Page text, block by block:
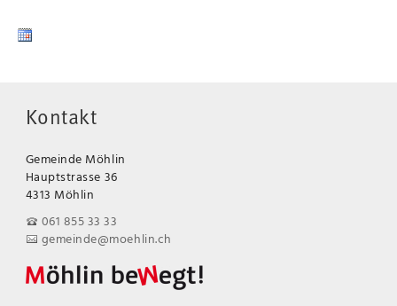
Kontakt
Gemeinde Möhlin
Hauptstrasse 36
4313 Möhlin
061 855 33 33
gemeinde@moehlin.ch